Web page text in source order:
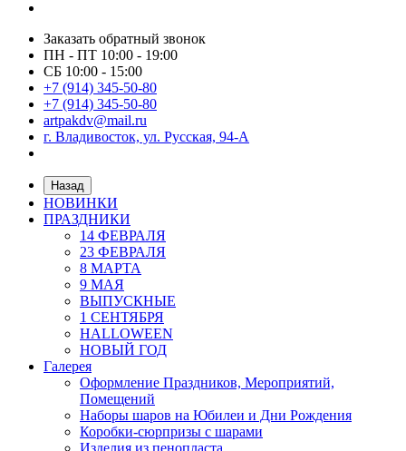
Заказать обратный звонок
ПН - ПТ 10:00 - 19:00
СБ 10:00 - 15:00
+7 (914) 345-50-80
+7 (914) 345-50-80
artpakdv@mail.ru
г. Владивосток, ул. Русская, 94-А
Назад
НОВИНКИ
ПРАЗДНИКИ
14 ФЕВРАЛЯ
23 ФЕВРАЛЯ
8 МАРТА
9 МАЯ
ВЫПУСКНЫЕ
1 СЕНТЯБРЯ
HALLOWEEN
НОВЫЙ ГОД
Галерея
Оформление Праздников, Мероприятий,
Помещений
Наборы шаров на Юбилеи и Дни Рождения
Коробки-сюрпризы с шарами
Изделия из пенопласта